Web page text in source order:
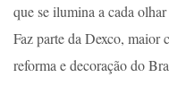
que se ilumina a cada
Faz parte da Dexco, maior
reforma e decoração do